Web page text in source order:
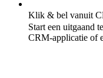
Klik & bel vanuit
Start een uitgaand
CRM-applicatie of